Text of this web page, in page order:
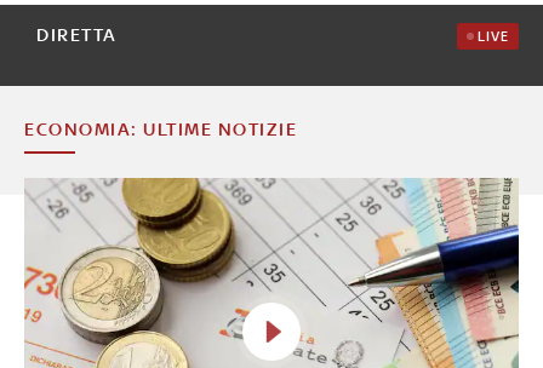
DIRETTA LIVE
ECONOMIA: ULTIME NOTIZIE